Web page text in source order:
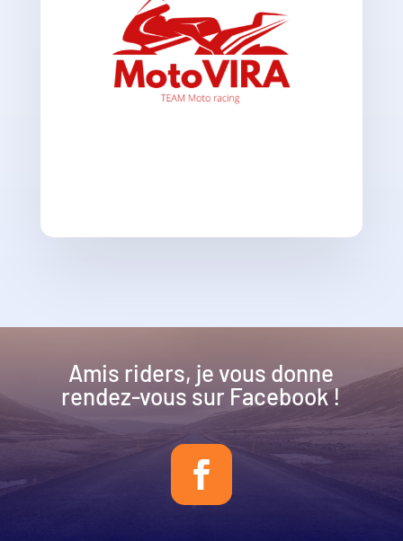
Amis riders, je vous donne
rendez-vous sur Facebook !